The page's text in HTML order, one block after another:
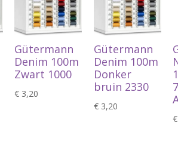
Gütermann
Denim 100m
Zwart 1000
€ 3,20
Gütermann
Denim 100m
Donker
bruin 2330
€3,20
€